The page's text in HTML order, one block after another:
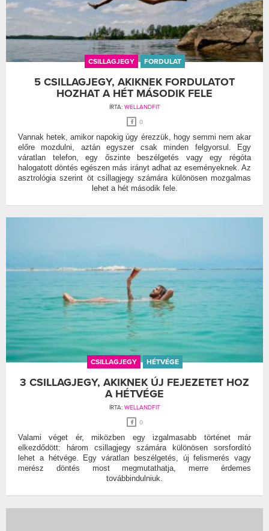
CSILLAGJEGY FORDULAT
5 CSILLAGJEGY, AKIKNEK FORDULATOT
HOZHAT A HÉT MÁSODIK FELE
ÍRTA: WELLANDFIT
0
Vannak hetek, amikor napokig úgy érezzük, hogy semmi nem akar
előre mozdulni, aztán egyszer csak minden felgyorsul. Egy
váratlan telefon, egy őszinte beszélgetés vagy egy régóta
halogatott döntés egészen más irányt adhat az eseményeknek. Az
asztrológia szerint öt csillagjegy számára különösen mozgalmas
lehet a hét második fele.
CSILLAGJEGY HÉTVÉGE
3 CSILLAGJEGY, AKIKNEK ÚJ FEJEZETET HOZ
A HÉTVÉGE
ÍRTA: WELLANDFIT
0
Valami véget ér, miközben egy izgalmasabb történet már
elkezdődött: három csillagjegy számára különösen sorsfordító
lehet a hétvége. Egy váratlan beszélgetés, új felismerés vagy
merész döntés most megmutathatja, merre érdemes
továbbindulniuk.